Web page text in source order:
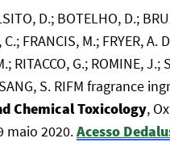
D.; BOTELHO, D.;
C.; FRANCIS, M.; FRYER,
RITACCO, G.; ROMINE, J.;
S. RIFM fragrance
Chemical Toxicology,
maio 2020.Acesso